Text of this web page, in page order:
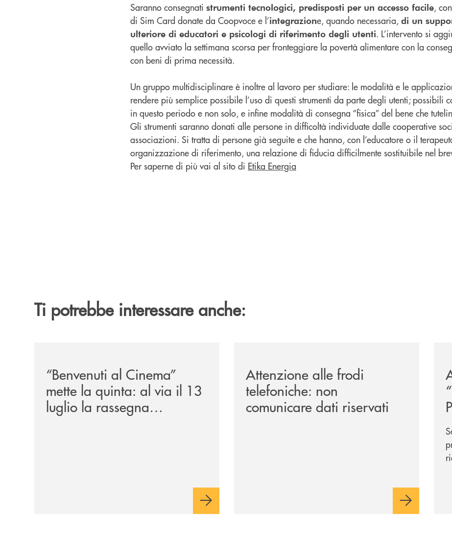
Saranno consegnati strumenti tecnologici, predisposti per un accesso facile,
di Sim Card donate da Coopvoce e l’integrazione, quando necessaria, di un
ulteriore di educatori e psicologi di riferimento degli utenti. L’intervento si
quello avviato la settimana scorsa per fronteggiare la povertà alimentare con la
con beni di prima necessità.
Un gruppo multidisciplinare è inoltre al lavoro per studiare: le modalità e le
rendere più semplice possibile l’uso di questi strumenti da parte degli utenti; possibili
in questo periodo e non solo, e infine modalità di consegna “fisica” del bene che
Gli strumenti saranno donati alle persone in difficoltà individuate dalle cooperative
associazioni. Si tratta di persone già seguite e che hanno, con l’educatore o il
organizzazione di riferimento, una relazione di fiducia difficilmente sostituibile nel
Per saperne di più vai al sito di Etika Energia
Ti potrebbe interessare anche:
“Benvenuti al Cinema”
mette la quinta: al via il 13
luglio la rassegna
cinematografica nella corte
Attenzione alle frodi
telefoniche: non
comunicare dati riservati